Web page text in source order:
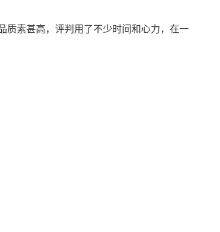
质素甚高，评判用了不少时间和心力，在一